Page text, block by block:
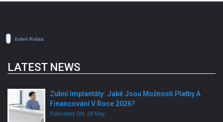
LATEST NEWS
Zubní Implantáty: Jaké Jsou Možnosti Platby A
Financování V Roce 2026?
Published ON: 28 May